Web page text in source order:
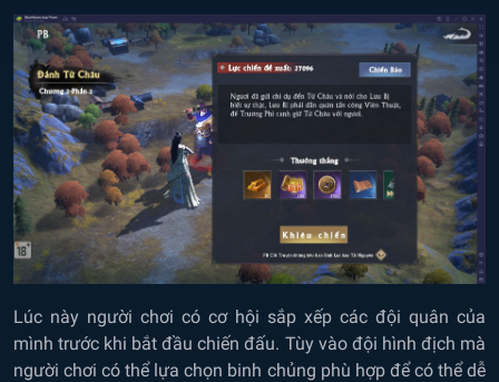
Lúc này người chơi có cơ hội sắp xếp các đội quân của
mình trước khi bắt đầu chiến đấu. Tùy vào đội hình địch mà
người chơi có thể lựa chọn binh chủng phù hợp để có thể dễ